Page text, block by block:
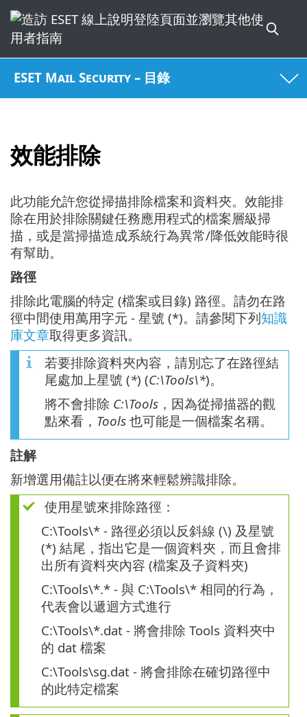
ESET Mail Security – 目錄
效能排除
此功能允許您從掃描排除檔案和資料夾。效能排
除在用於排除關鍵任務應用程式的檔案層級掃
描，或是當掃描造成系統行為異常/降低效能時很
有幫助。
路徑
排除此電腦的特定 (檔案或目錄) 路徑。請勿在路
徑中間使用萬用字元 - 星號 (*)。請參閱下列知識
庫文章取得更多資訊。
若要排除資料夾內容，請別忘了在路徑結
尾處加上星號 (*) (C:\Tools\*)。
將不會排除 C:\Tools ，因為從掃描器的觀
點來看， Tools 也可能是一個檔案名稱。
註解
新增選用備註以便在將來輕鬆辨識排除。
使用星號來排除路徑：
C:\Tools\* - 路徑必須以反斜線 (\) 及星號
(*) 結尾，指出它是一個資料夾，而且會排
出所有資料夾內容 (檔案及子資料夾)
C:\Tools\*.* - 與 C:\Tools\* 相同的行為，
代表會以遞迴方式進行
C:\Tools\*.dat - 將會排除 Tools 資料夾中
的 dat 檔案
C:\Tools\sg.dat - 將會排除在確切路徑中
的此特定檔案